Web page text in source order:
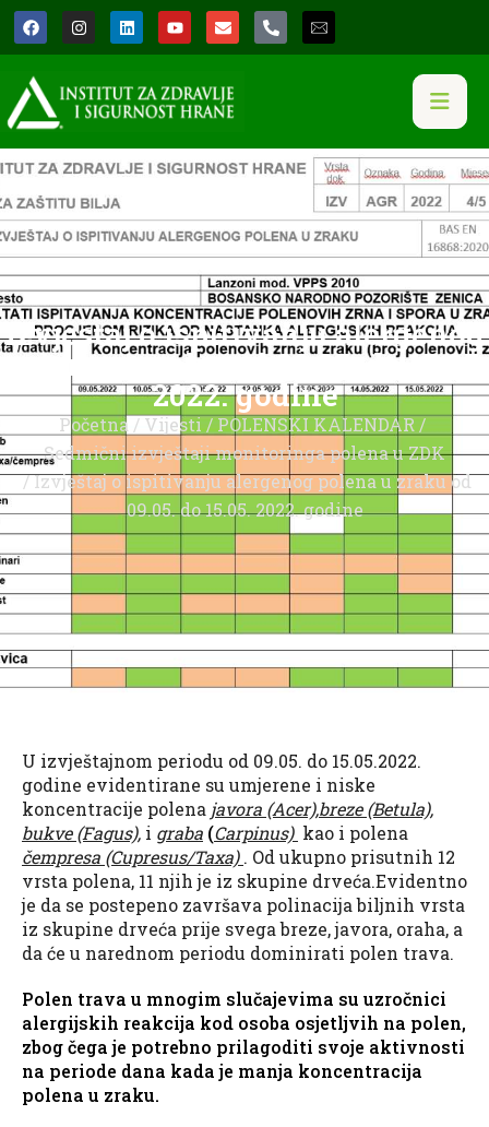
Izvještaj o ispitivanju alergenog
polena u zraku od 09.05. do 15.05.
2022. godine
Početna/Vijesti/POLENSKI KALENDAR/
Sedmični izvještaji monitoringa polena u ZDK
/ Izvještaj o ispitivanju alergenog polena u zraku od
09.05. do 15.05. 2022. godine
U izvještajnom periodu od 09.05. do 15.05.2022.
godine evidentirane su umjerene i niske
koncentracije polena javora (Acer),breze (Betula),
bukve (Fagus), i graba (Carpinus) kao i polena
čempresa (Cupresus/Taxa). Od ukupno prisutnih 12
vrsta polena, 11 njih je iz skupine drveća.Evidentno
je da se postepeno završava polinacija biljnih vrsta
iz skupine drveća prije svega breze, javora, oraha, a
da će u narednom periodu dominirati polen trava.
Polen trava u mnogim slučajevima su uzročnici
alergijskih reakcija kod osoba osjetljvih na polen,
zbog čega je potrebno prilagoditi svoje aktivnosti
na periode dana kada je manja koncentracija
polena u zraku.